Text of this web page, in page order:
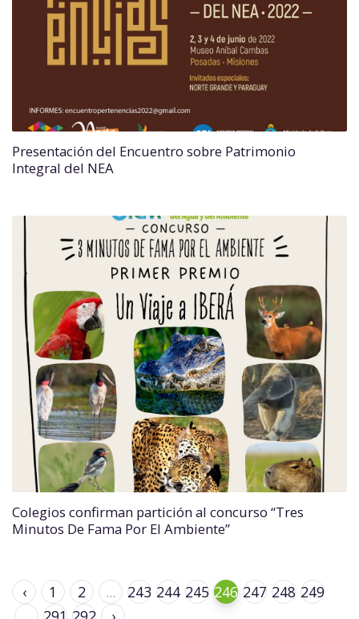
Presentación del Encuentro sobre Patrimonio
Integral del NEA
Colegios confirman partición al concurso “Tres
Minutos De Fama Por El Ambiente”
‹ 1 2 ... 243 244 245 246 247 248 249